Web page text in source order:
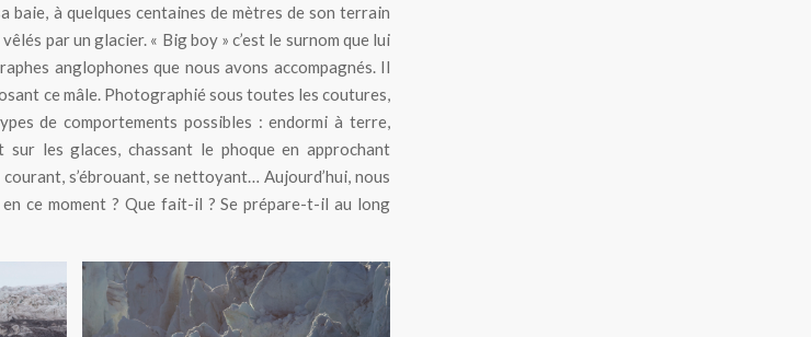
baie, à quelques centaines de mètres de son terrain
par un glacier. « Big boy » c’est le surnom que lui
anglophones que nous avons accompagnés. Il
ce mâle. Photographié sous toutes les coutures,
de comportements possibles : endormi à terre,
sur les glaces, chassant le phoque en approchant
s’ébrouant, se nettoyant… Aujourd’hui, nous
ce moment ? Que fait-il ? Se prépare-t-il au long